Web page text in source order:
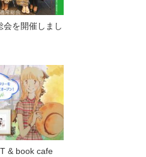
会を開催しまし
& book cafe